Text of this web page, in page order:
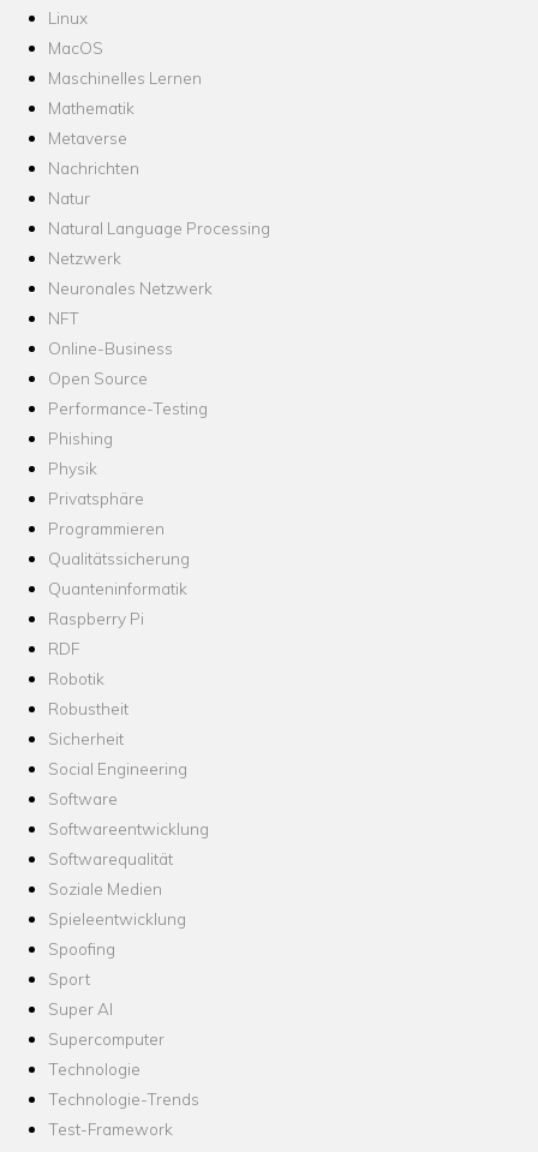
Linux
MacOS
Maschinelles Lernen
Mathematik
Metaverse
Nachrichten
Natur
Natural Language Processing
Netzwerk
Neuronales Netzwerk
NFT
Online-Business
Open Source
Performance-Testing
Phishing
Physik
Privatsphäre
Programmieren
Qualitätssicherung
Quanteninformatik
Raspberry Pi
RDF
Robotik
Robustheit
Sicherheit
Social Engineering
Software
Softwareentwicklung
Softwarequalität
Soziale Medien
Spieleentwicklung
Spoofing
Sport
Super AI
Supercomputer
Technologie
Technologie-Trends
Test-Framework